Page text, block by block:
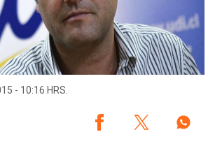
- 10:16 HRS.